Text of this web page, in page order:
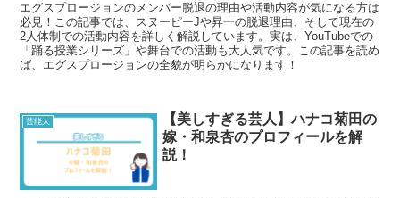
エグスプロージョンのメンバー脱退の理由や活動内容が気になる方は
必見！この記事では、スヌーピーJや昇一の脱退理由、そして現在の
2人体制での活動内容を詳しく解説しています。実は、YouTubeでの
「踊る授業シリーズ」や舞台での活動も大人気です。この記事を読め
ば、エグスプロージョンの全貌が明らかになります！
芸能人
【美しすぎる芸人】ハナコ菊田の
嫁・和泉杏のプロフィールを解
説！